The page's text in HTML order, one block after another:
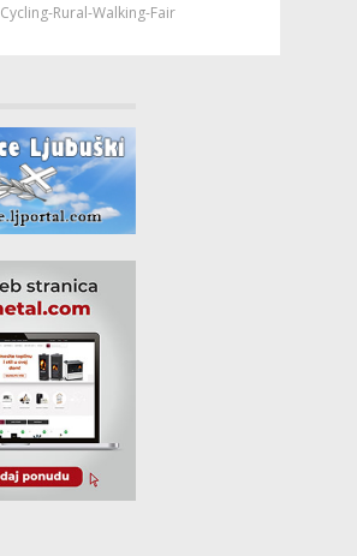
Cycling-Rural-Walking-Fair